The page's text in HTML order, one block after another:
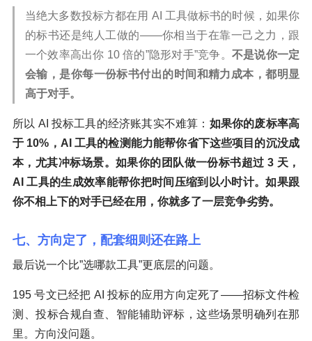
当绝大多数投标方都在用 AI 工具做标书的时候，如果你
的标书还是纯人工做的——你相当于在靠一己之力，跟
一个效率高出你 10 倍的”隐形对手”竞争。 不是说你一定
会输，是你每一份标书付出的时间和精力成本，都明显
高于对手。
所以 AI 投标工具的经济账其实不难算： 如果你的废标率高
于 10%，AI 工具的检测能力能帮你省下这些项目的沉没成
本，尤其冲标场景。如果你的团队做一份标书超过 3 天，
AI 工具的生成效率能帮你把时间压缩到以小时计。如果跟
你不相上下的对手已经在用，你就多了一层竞争劣势。
七、方向定了，配套细则还在路上
最后说一个比”选哪款工具”更底层的问题。
195 号文已经把 AI 投标的应用方向定死了——招标文件检
测、投标合规自查、智能辅助评标，这些场景明确列在那
里。方向没问题。